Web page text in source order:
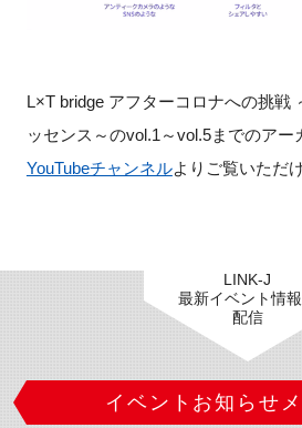
L×T bridge アフターコロナへの挑戦
ッセンス～のvol.1～vol.5までのアー
YouTubeチャンネルよりご覧いただ
LINK-J
最新イベント情
配信
イベントお知らせ